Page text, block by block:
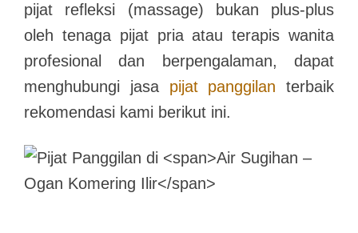
pijat refleksi (massage) bukan plus-plus
oleh tenaga pijat pria atau terapis wanita
profesional dan berpengalaman, dapat
menghubungi jasa pijat panggilan terbaik
rekomendasi kami berikut ini.